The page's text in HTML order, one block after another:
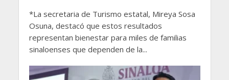
*La secretaria de Turismo estatal, Mireya Sosa
Osuna, destacó que estos resultados
representan bienestar para miles de familias
sinaloenses que dependen de la...